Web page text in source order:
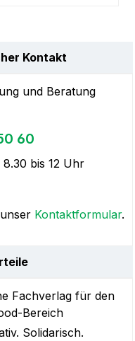
Kontakt
und Beratung
60
bis 12 Uhr
Kontaktformular.
Fachverlag für den
Bereich
Solidarisch.